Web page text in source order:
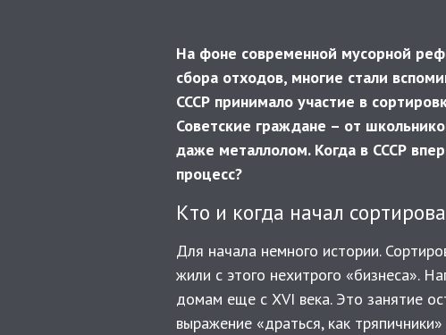
На фоне современной мусорной
сбора отходов, многие стали
СССР принимало участие в
Советские граждане – от
даже металлолом. Когда в СССР
процесс?
Кто и когда начал
Для начала немного истории.
жили с этого нехитрого «бизнеса».
домам еще с XVI века. Это занятие
выражение «драться, как